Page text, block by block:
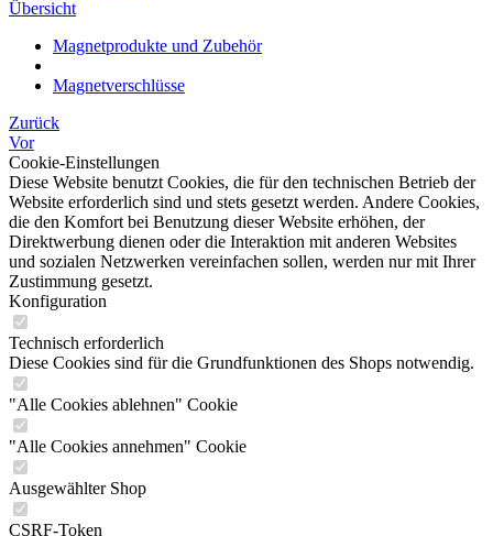
Übersicht
Magnetprodukte und Zubehör
Magnetverschlüsse
Zurück
Vor
Cookie-Einstellungen
Diese Website benutzt Cookies, die für den technischen Betrieb der
Website erforderlich sind und stets gesetzt werden. Andere Cookies,
die den Komfort bei Benutzung dieser Website erhöhen, der
Direktwerbung dienen oder die Interaktion mit anderen Websites
und sozialen Netzwerken vereinfachen sollen, werden nur mit Ihrer
Zustimmung gesetzt.
Konfiguration
Technisch erforderlich
Diese Cookies sind für die Grundfunktionen des Shops notwendig.
"Alle Cookies ablehnen" Cookie
"Alle Cookies annehmen" Cookie
Ausgewählter Shop
CSRF-Token